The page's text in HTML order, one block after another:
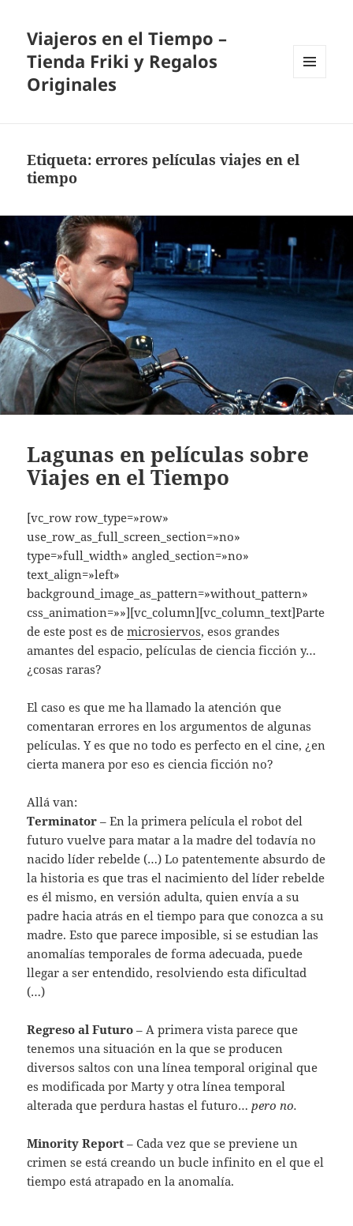
Viajeros en el Tiempo –
Tienda Friki y Regalos
Originales
Etiqueta:errores películas viajes en el
tiempo
Lagunas en películas sobre
Viajes en el Tiempo
[vc_row row_type=»row»
use_row_as_full_screen_section=»no»
type=»full_width» angled_section=»no»
text_align=»left»
background_image_as_pattern=»without_pattern»
css_animation=»»][vc_column][vc_column_text]Parte
de este post es demicrosiervos, esos grandes
amantes del espacio, películas de ciencia ficción y…
¿cosas raras?
El caso es que me ha llamado la atención que
comentaran errores en los argumentos de algunas
películas. Y es que no todo es perfecto en el cine, ¿en
cierta manera por eso es ciencia ficción no?
Allá van:
Terminator – En la primera película el robot del
futuro vuelve para matar a la madre del todavía no
nacido líder rebelde (…) Lo patentemente absurdo de
la historia es que tras el nacimiento del líder rebelde
es él mismo, en versión adulta, quien envía a su
padre hacia atrás en el tiempo para que conozca a su
madre. Esto que parece imposible, si se estudian las
anomalías temporales de forma adecuada, puede
llegar a ser entendido, resolviendo esta dificultad
(…)
Regreso al Futuro – A primera vista parece que
tenemos una situación en la que se producen
diversos saltos con una línea temporal original que
es modificada por Marty y otra línea temporal
alterada que perdura hastas el futuro… pero no.
Minority Report – Cada vez que se previene un
crimen se está creando un bucle infinito en el que el
tiempo está atrapado en la anomalía.